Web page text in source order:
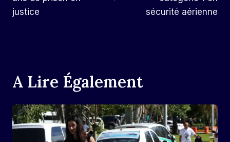
justice
sécurité aérienne
A Lire Également